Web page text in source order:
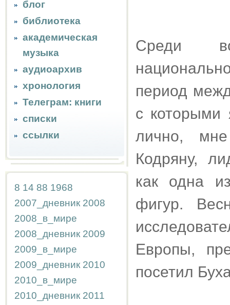
блог
библиотека
академическая
музыка
аудиоархив
хронология
Телеграм: книги
списки
ссылки
8 14 88 1968
2007_дневник 2008
2008_в_мире
2008_дневник 2009
2009_в_мире
2009_дневник 2010
2010_в_мире
2010_дневник 2011
Среди
период
с которыми
лично,
Кодряну,
как одна
фигур.
Европы,
посетил